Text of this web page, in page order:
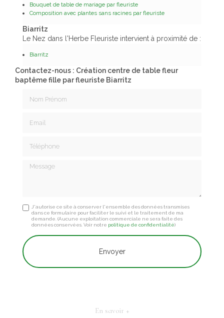
Bouquet de table de mariage par fleuriste
Composition avec plantes sans racines par fleuriste
Biarritz
Le Nez dans l'Herbe Fleuriste intervient à proximité de :
Biarritz
Contactez-nous : Création centre de table fleur
baptême fille par fleuriste Biarritz
Message
J'autorise ce site à conserver l'ensemble des données transmises
dans ce formulaire pour faciliter le suivi et le traitement de ma
demande.(Aucune exploitation commerciale ne sera faite des
données conservées. Voir notre politique de confidentialité)
En savoir +